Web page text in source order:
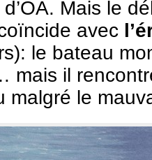
Mais le
avec
le bateau
mais il
malgré le